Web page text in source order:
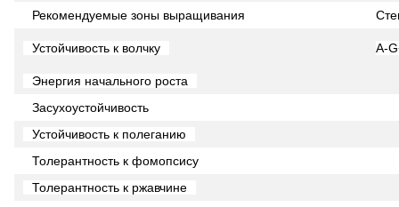
Рекомендуемые зоны выращивания
Устойчивость к волчку A-
Энергия начального роста
Засухоустойчивость
Устойчивость к полеганию
Толерантность к фомопсису
Толерантность к ржавчине